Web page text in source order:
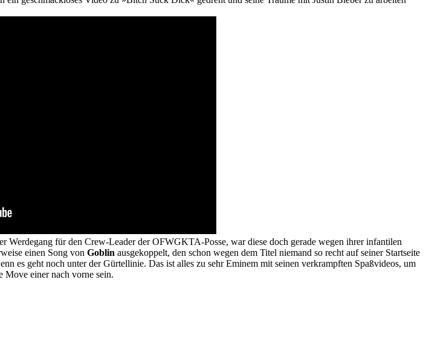
für den Crew-Leader der OFWGKTA-Posse, war diese doch gerade wegen ihrer infantilen
einen Song von Goblin ausgekoppelt, den schon wegen dem Titel niemand so recht auf seiner Startseite
es geht noch unter der Gürtellinie. Das ist alles zu sehr Eminem mit seinen verkrampften Spaßvideos, um
Move einer nach vorne sein.